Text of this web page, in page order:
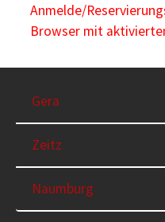
Anmelde/
Browser mit
Gera
Zeitz
Naumburg